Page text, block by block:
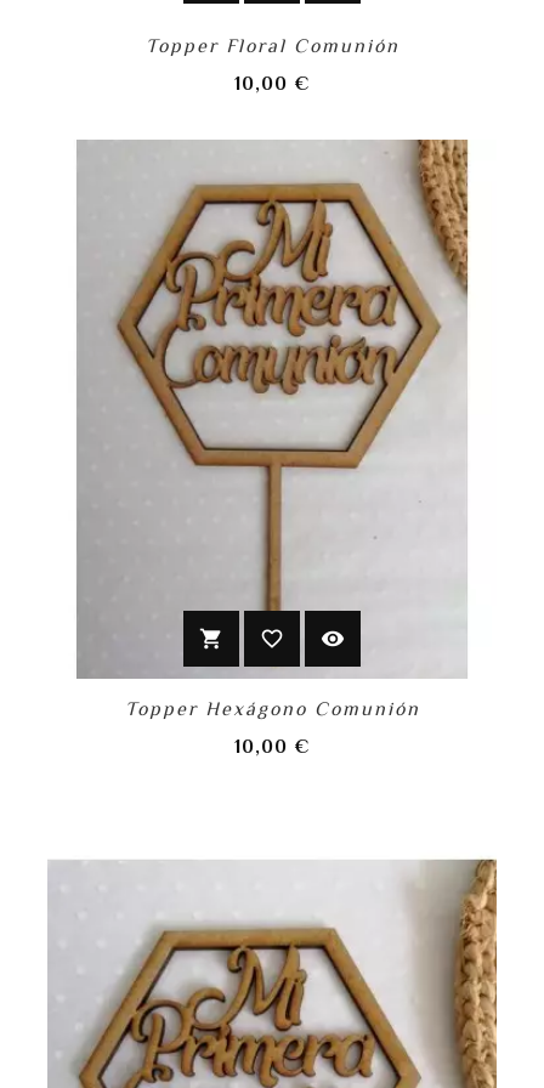
Topper Floral Comunión
10,00 €
shopping_cart favorite_border visibility
Topper Hexágono Comunión
10,00 €